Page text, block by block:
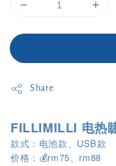
Share
FILLIMILLI 电热
款式：电池款、USB款
价格：💰rm75、rm88